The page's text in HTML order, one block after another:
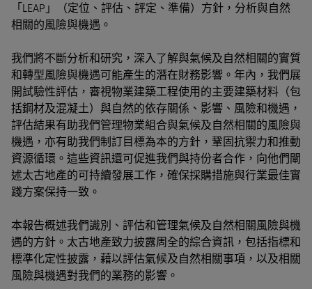
「LEAP」（定位、評估、評定、準備）方針，分析與自然
相關的風險與機遇。
我們將不斷分析和研究，深入了解與氣候及自然相關的實質
和轉型風險與機遇可能產生的潛在財務影響。年內，我們展
開試驗性評估，審視物業建築工程使用的主要建築材料（包
括鋼材及混凝土）與自然的依存關係、影響、風險和機遇，
評估結果有助我們管理物業組合與氣候及自然相關的風險與
機遇，亦有助我們制訂目標為本的方針，鞏固抗禦力和推動
資源循環。這些資訊還可促進我們與持份者合作，向他們闡
述太古地產的可持續發展工作，確保採購措施與行業最佳實
踐方案保持一致。
本報告概述我們識別、評估和管理氣候及自然相關風險與機
遇的方針。太古地產致力披露周全的綜合資訊，包括指標和
標準化定性披露，藉以評估氣候及自然相關事項，以及相關
風險與機遇對我們的業務的影響。